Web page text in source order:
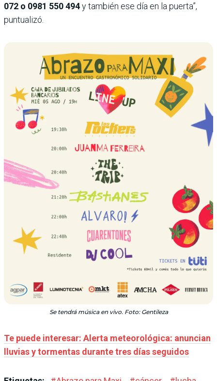
072 o 0981 550 494y también ese día en la puerta”,
puntualizó.
Se tendrá música en vivo. Foto: Gentileza
Te puede interesar: Alerta meteorológica: anuncian
lluvias y tormentas durante tres días seguidos